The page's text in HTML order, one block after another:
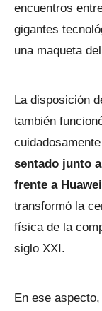
encuentros
gigantes
una maqueta
La disposición
también
sentado junto
frente a
transformó la
física de la
siglo XXI.
En ese